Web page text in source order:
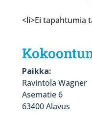
<li>Ei tapahtumia
Paikka:
Ravintola Wagner
Asematie 6
63400 Alavus